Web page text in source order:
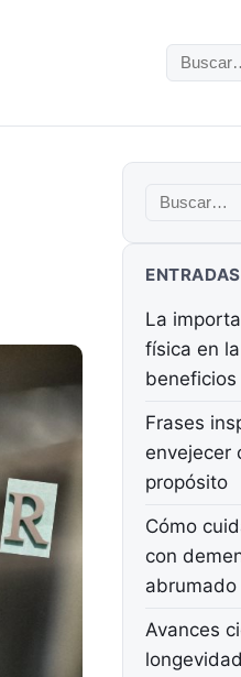
Buscar:
Buscar:
La
física en
Frases
envejecer
propósito
Cómo
con
abrumado
Avances